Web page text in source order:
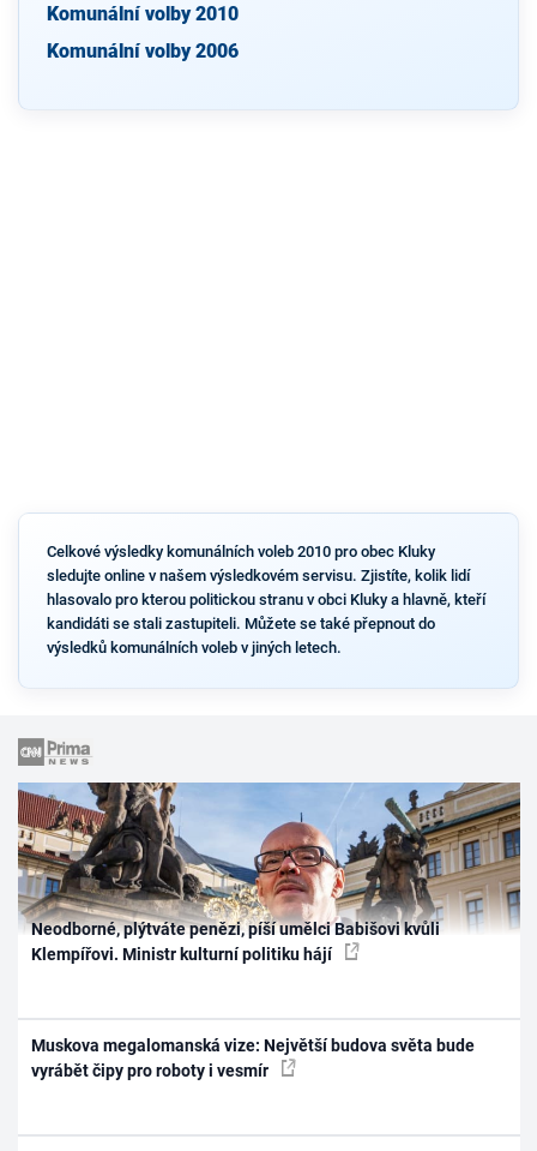
Komunální volby 2010
Komunální volby 2006
Celkové výsledky komunálních voleb 2010 pro obec Kluky
sledujte online v našem výsledkovém servisu. Zjistíte, kolik lidí
hlasovalo pro kterou politickou stranu v obci Kluky a hlavně, kteří
kandidáti se stali zastupiteli. Můžete se také přepnout do
výsledků komunálních voleb v jiných letech.
Neodborné, plýtváte penězi, píší umělci Babišovi kvůli
Klempířovi. Ministr kulturní politiku hájí
Muskova megalomanská vize: Největší budova světa bude
vyrábět čipy pro roboty i vesmír